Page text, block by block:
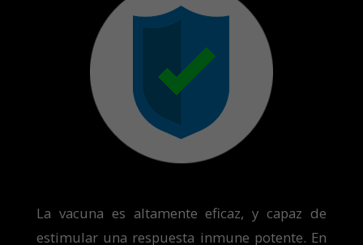
La vacuna es altamente eficaz, y capaz de
estimular una respuesta inmune potente. En